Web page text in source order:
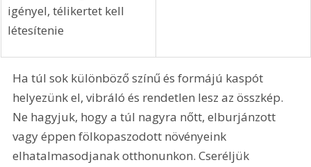
igényel, télikertet kell
létesítenie
Ha túl sok különböző színű és formájú kaspót
helyezünk el, vibráló és rendetlen lesz az összkép.
Ne hagyjuk, hogy a túl nagyra nőtt, elburjánzott
vagy éppen fölkopaszodott növényeink
elhatalmasodjanak otthonunkon. Cseréljük